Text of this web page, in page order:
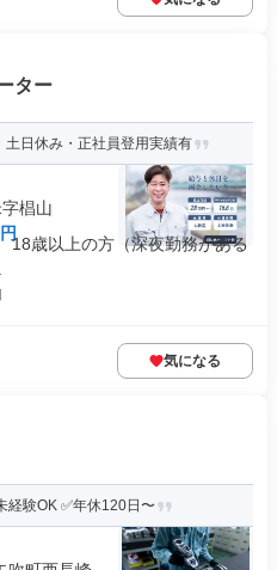
ター
日休み・正社員登用実績有
椙山
18歳以上の方（深夜勤務がある
気になる
経験OK ✅年休120日〜